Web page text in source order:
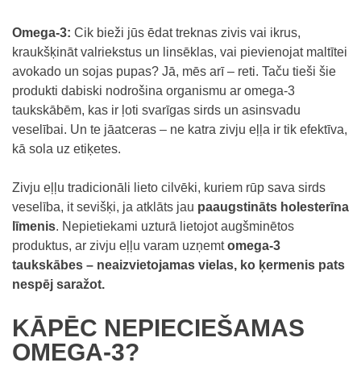
Omega-3: Cik bieži jūs ēdat treknas zivis vai ikrus,
kraukšķināt valriekstus un linsēklas, vai pievienojat maltītei
avokado un sojas pupas? Jā, mēs arī – reti. Taču tieši šie
produkti dabiski nodrošina organismu ar omega-3
taukskābēm, kas ir ļoti svarīgas sirds un asinsvadu
veselībai. Un te jāatceras – ne katra zivju eļļa ir tik efektīva,
kā sola uz etiķetes.
Zivju eļļu tradicionāli lieto cilvēki, kuriem rūp sava sirds
veselība, it sevišķi, ja atklāts jau paaugstināts holesterīna
līmenis. Nepietiekami uzturā lietojot augšminētos
produktus, ar zivju eļļu varam uzņemtomega-3
taukskābes – neaizvietojamas vielas, ko ķermenis pats
nespēj saražot.
KĀPĒC NEPIECIEŠAMAS
OMEGA-3?